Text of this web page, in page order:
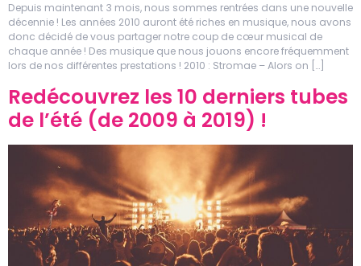
Depuis maintenant 3 mois, nous sommes rentrées dans une nouvelle
décennie ! Les années 2010 auront été riches en musique, nous avons
donc décidé de vous partager notre coup de cœur musical de
chaque année ! Des musique que nous jouons encore fréquemment
lors de nos différentes prestations ! 2010 : Stromae – Alors on […]
Redécouvrez les 10 derniers tubes
de l’été (de 2009 à 2019) !